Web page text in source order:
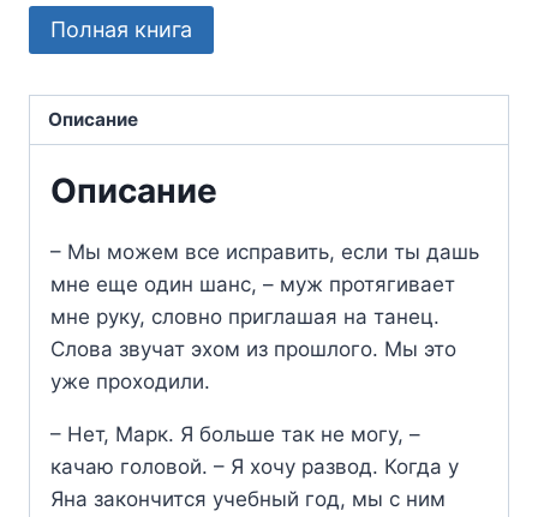
Полная книга
Описание
Описание
– Мы можем все исправить, если ты дашь
мне еще один шанс, – муж протягивает
мне руку, словно приглашая на танец.
Слова звучат эхом из прошлого. Мы это
уже проходили.
– Нет, Марк. Я больше так не могу, –
качаю головой. – Я хочу развод. Когда у
Яна закончится учебный год, мы с ним